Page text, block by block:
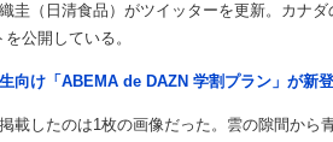
圭（日清食品）がツイッターを更新。カナ
公開している。
向け「ABEMA de DAZN 学割プラン」が新登
載したのは1枚の画像だった。雲の隙間から